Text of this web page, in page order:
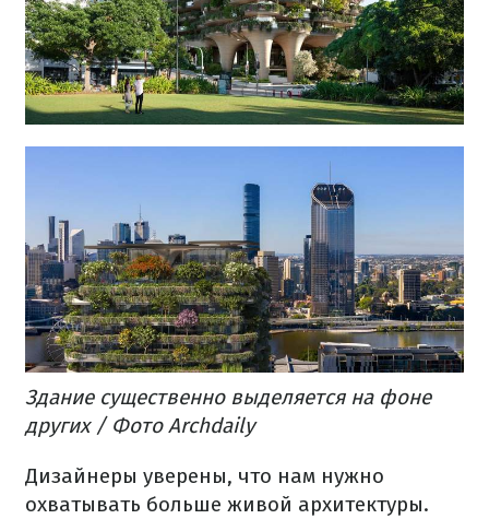
Здание существенно выделяется на фоне
других / Фото Archdaily
Дизайнеры уверены, что нам нужно
охватывать больше живой архитектуры.